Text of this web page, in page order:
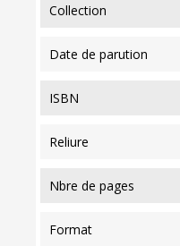
collection
date de parution
ISBN
reliure
nbre de pages
format